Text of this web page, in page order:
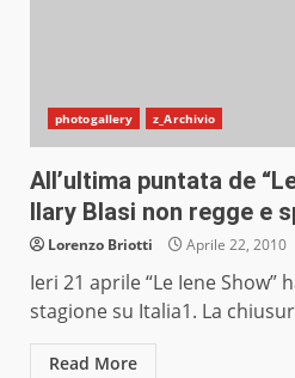
photogallery z_Archivio
All’ultima puntata de
Ilary Blasi non regge e
Lorenzo Briotti Aprile 22, 2010
Ieri 21 aprile “Le Iene Show”
stagione su Italia1. La
Read More